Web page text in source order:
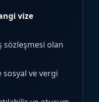
vize
sözleşmesi olan
sosyal ve vergi